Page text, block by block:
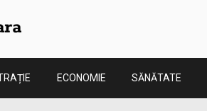
ECONOMIE SĂNĂTATE